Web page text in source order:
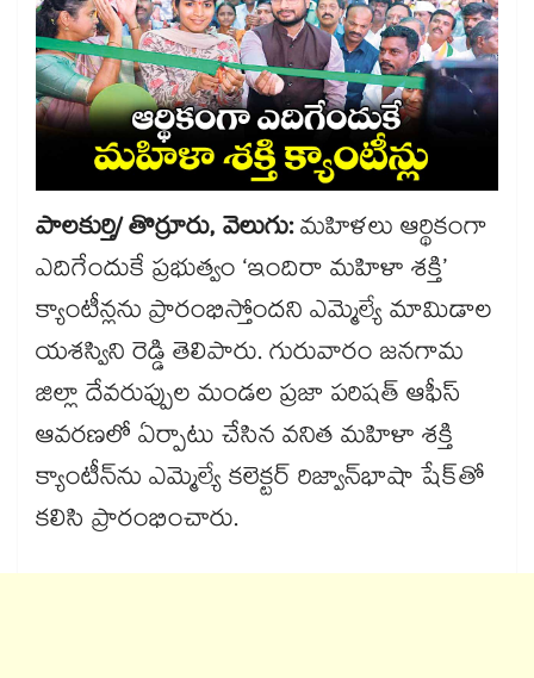
పాలకుర్తి/ తొర్రూరు, వెలుగు:మహిళలు ఆర్థికంగా
ఎదిగేందుకే ప్రభుత్వం ‘ఇందిరా మహిళా శక్తి’
క్యాంటీన్లను ప్రారంభిస్తోందని ఎమ్మెల్యే మామిడాల
యశస్విని రెడ్డి తెలిపారు. గురువారం జనగామ
జిల్లా దేవరుప్పుల మండల ప్రజా పరిషత్​ ఆఫీస్​
ఆవరణలో ఏర్పాటు చేసిన వనిత మహిళా శక్తి
క్యాంటీన్​ను ఎమ్మెల్యే కలెక్టర్​ రిజ్వాన్​భాషా షేక్​తో
కలిసి ప్రారంభించారు.